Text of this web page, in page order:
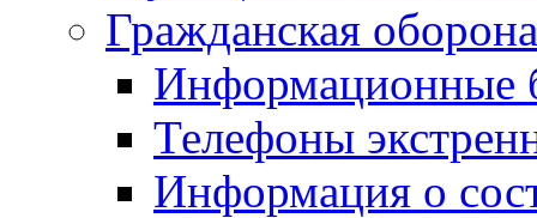
Гражданская
Информационные
Телефоны
Информация о